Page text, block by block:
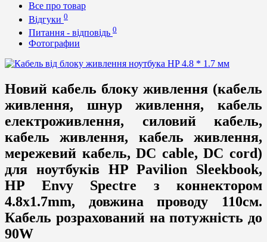
Все про товар
Відгуки 0
Питання - відповідь 0
Фотографии
Новий кабель блоку живлення (кабель
живлення, шнур живлення, кабель
електроживлення, силовий кабель,
кабель живлення, кабель живлення,
мережевий кабель, DC cable, DC cord)
для ноутбуків HP Pavilion Sleekbook,
HP Envy Spectre з коннектором
4.8х1.7mm, довжина проводу 110см.
Кабель розрахований на потужність до
90W